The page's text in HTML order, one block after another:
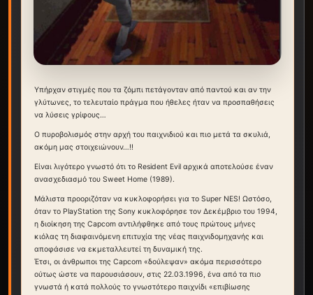
Υπήρχαν στιγμές που τα ζόμπι πετάγονταν από παντού και αν την
γλύτωνες, το τελευταίο πράγμα που ήθελες ήταν να προσπαθήσεις
να λύσεις γρίφους…
Ο πυροβολισμός στην αρχή του παιχνιδιού και πιο μετά τα σκυλιά,
ακόμη μας στοιχειώνουν…!!
Είναι λιγότερο γνωστό ότι το Resident Evil αρχικά αποτελούσε έναν
ανασχεδιασμό του Sweet Home (1989).
Μάλιστα προοριζόταν να κυκλοφορήσει για το Super NES! Ωστόσο,
όταν το PlayStation της Sony κυκλοφόρησε τον Δεκέμβριο του 1994,
η διοίκηση της Capcom αντιλήφθηκε από τους πρώτους μήνες
κιόλας τη διαφαινόμενη επιτυχία της νέας παιχνιδομηχανής και
αποφάσισε να εκμεταλλευτεί τη δυναμική της.
Έτσι, οι άνθρωποι της Capcom «δούλεψαν» ακόμα περισσότερο
ούτως ώστε να παρουσιάσουν, στις 22.03.1996, ένα από τα πιο
γνωστά ή κατά πολλούς το γνωστότερο παιχνίδι «επιβίωσης